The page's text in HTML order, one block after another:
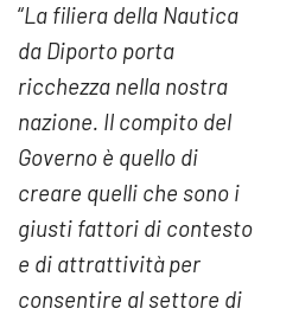
“La filiera della Nautica
da Diporto porta
ricchezza nella nostra
nazione. Il compito del
Governo è quello di
creare quelli che sono i
giusti fattori di contesto
e di attrattività per
consentire al settore di